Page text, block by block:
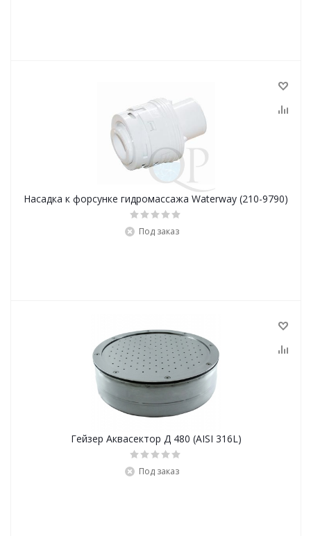
Насадка к форсунке гидромассажа Waterway (210-9790)
Под заказ
Гейзер Аквасектор Д 480 (AISI 316L)
Под заказ